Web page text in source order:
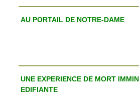
AU PORTAIL DE NOTRE-DAME
UNE EXPERIENCE DE MORT
EDIFIANTE